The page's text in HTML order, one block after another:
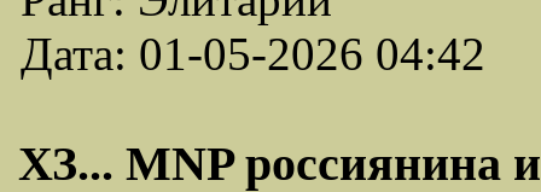
Дата: 01-05-2026 04:42
ХЗ... MNP россиянина